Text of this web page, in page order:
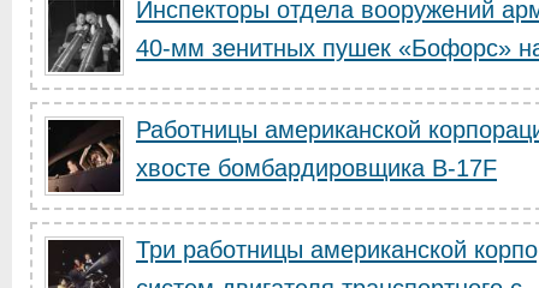
Инспекторы отдела вооружений
40-мм зенитных пушек «Бофорс»
Работницы американской
хвосте бомбардировщика B-17F
Три работницы американской